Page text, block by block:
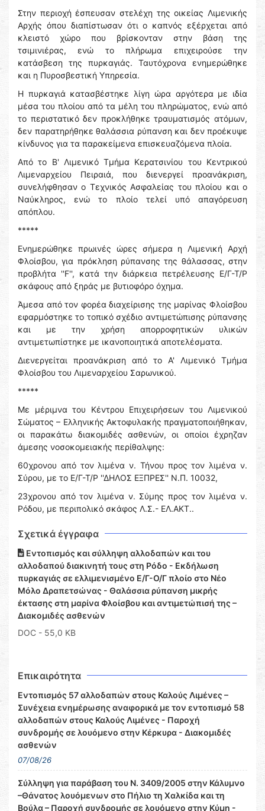
Στην περιοχή έσπευσαν στελέχη της οικείας Λιμενικής
Αρχής όπου διαπίστωσαν ότι ο καπνός εξέρχεται από
κλειστό χώρο που βρίσκονταν στην βάση της
τσιμινιέρας, ενώ το πλήρωμα επιχειρούσε την
κατάσβεση της πυρκαγιάς. Ταυτόχρονα ενημερώθηκε
και η Πυροσβεστική Υπηρεσία.
Η πυρκαγιά κατασβέστηκε λίγη ώρα αργότερα με ιδία
μέσα του πλοίου από τα μέλη του πληρώματος, ενώ από
το περιστατικό δεν προκλήθηκε τραυματισμός ατόμων,
δεν παρατηρήθηκε θαλάσσια ρύπανση και δεν προέκυψε
κίνδυνος για τα παρακείμενα επισκευαζόμενα πλοία.
Από το Β' Λιμενικό Τμήμα Κερατσινίου του Κεντρικού
Λιμεναρχείου Πειραιά, που διενεργεί προανάκριση,
συνελήφθησαν ο Τεχνικός Ασφαλείας του πλοίου και ο
Ναύκληρος, ενώ το πλοίο τελεί υπό απαγόρευση
απόπλου.
*****
Ενημερώθηκε πρωινές ώρες σήμερα η Λιμενική Αρχή
Φλοίσβου, για πρόκληση ρύπανσης της θάλασσας, στην
προβλήτα ''F'', κατά την διάρκεια πετρέλευσης Ε/Γ-Τ/Ρ
σκάφους από ξηράς με βυτιοφόρο όχημα.
Άμεσα από τον φορέα διαχείρισης της μαρίνας Φλοίσβου
εφαρμόστηκε το τοπικό σχέδιο αντιμετώπισης ρύπανσης
και με την χρήση απορροφητικών υλικών
αντιμετωπίστηκε με ικανοποιητικά αποτελέσματα.
Διενεργείται προανάκριση από το Α' Λιμενικό Τμήμα
Φλοίσβου του Λιμεναρχείου Σαρωνικού.
*****
Με μέριμνα του Κέντρου Επιχειρήσεων του Λιμενικού
Σώματος – Ελληνικής Ακτοφυλακής πραγματοποιήθηκαν,
οι παρακάτω διακομιδές ασθενών, οι οποίοι έχρηζαν
άμεσης νοσοκομειακής περίθαλψης:
60χρονου από τον λιμένα ν. Τήνου προς τον λιμένα ν.
Σύρου, με το Ε/Γ-Τ/Ρ ''ΔΗΛΟΣ ΕΞΠΡΕΣ'' Ν.Π. 10032,
23χρονου από τον λιμένα ν. Σύμης προς τον λιμένα ν.
Ρόδου, με περιπολικό σκάφος Λ.Σ.- ΕΛ.ΑΚΤ..
Σχετικά έγγραφα
Εντοπισμός και σύλληψη αλλοδαπών και του
αλλοδαπού διακινητή τους στη Ρόδο - Εκδήλωση
πυρκαγιάς σε ελλιμενισμένο Ε/Γ-Ο/Γ πλοίο στο Νέο
Μόλο Δραπετσώνας - Θαλάσσια ρύπανση μικρής
έκτασης στη μαρίνα Φλοίσβου και αντιμετώπισή της –
Διακομιδές ασθενών
DOC - 55,0 KB
Επικαιρότητα
Εντοπισμός 57 αλλοδαπών στους Καλούς Λιμένες –
Συνέχεια ενημέρωσης αναφορικά με τον εντοπισμό 58
αλλοδαπών στους Καλούς Λιμένες - Παροχή
συνδρομής σε λουόμενο στην Κέρκυρα - Διακομιδές
ασθενών
07/08/26
Σύλληψη για παράβαση του Ν. 3409/2005 στην Κάλυμνο
–Θάνατος λουόμενων στο Πήλιο τη Χαλκίδα και τη
Βούλα – Παροχή συνδρομής σε λουόμενο στην Κύμη -